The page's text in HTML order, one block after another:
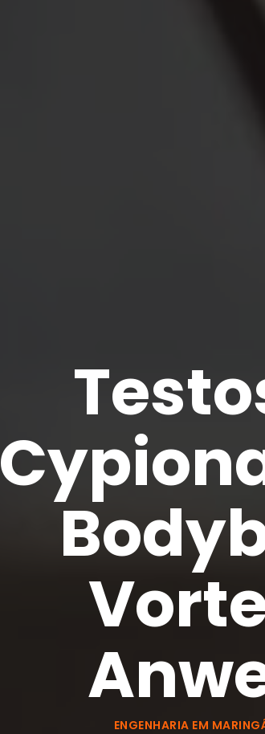
ENGENHARIA EM